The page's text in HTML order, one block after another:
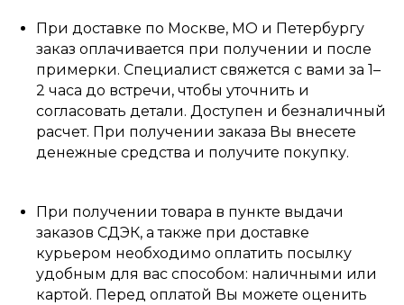
При доставке по Москве, МО и Петербургу
заказ оплачивается при получении и после
примерки. Специалист свяжется с вами за 1–
2 часа до встречи, чтобы уточнить и
согласовать детали. Доступен и безналичный
расчет. При получении заказа Вы внесете
денежные средства и получите покупку.
При получении товара в пункте выдачи
заказов СДЭК, а также при доставке
курьером необходимо оплатить посылку
удобным для вас способом: наличными или
картой. Перед оплатой Вы можете оценить